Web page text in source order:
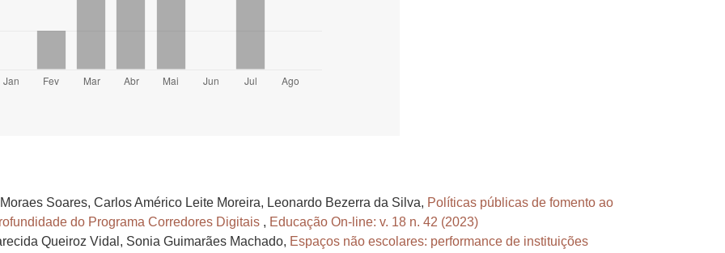
Soares, Carlos Américo Leite Moreira, Leonardo Bezerra da Silva, Políticas públicas de fomento ao
do Programa Corredores Digitais , Educação On-line: v. 18 n. 42 (2023)
Queiroz Vidal, Sonia Guimarães Machado, Espaços não escolares: performance de instituições